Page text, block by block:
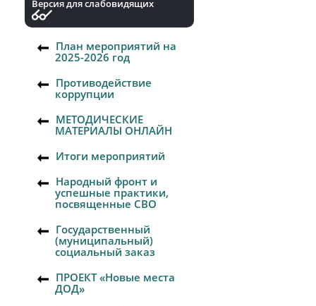
Версия для слабовидящих
План мероприятий на
2025-2026 год
Противодействие
коррупции
МЕТОДИЧЕСКИЕ
МАТЕРИАЛЫ ОНЛАЙН
Итоги мероприятий
Народный фронт и
успешные практики,
посвященные СВО
Государственный
(муниципальный)
социальный заказ
ПРОЕКТ «Новые места
ДОД»